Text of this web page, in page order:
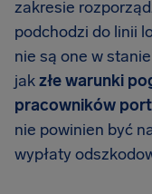
zakresie
podchodzi do linii
nie są one w
jakzłe warunki
pracowników
nie powinien być
wypłaty